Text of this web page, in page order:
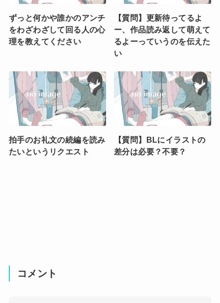
ずっと何かや誰かのアンチ
をわざわざして回る人の心
理を教えてください
【質問】更新待ってるよ
ー、作品読み返して萌えて
るよーっていうのを伝えた
い
拍手のお礼文の続編を読み
たいというリクエスト
【質問】BLにイラストの
差分は必要？不要？
コメント